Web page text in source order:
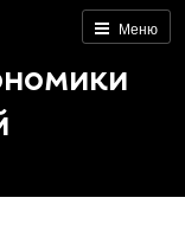
Меню